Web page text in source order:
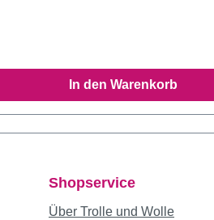
In den Warenkorb
Shopservice
Über Trolle und Wolle